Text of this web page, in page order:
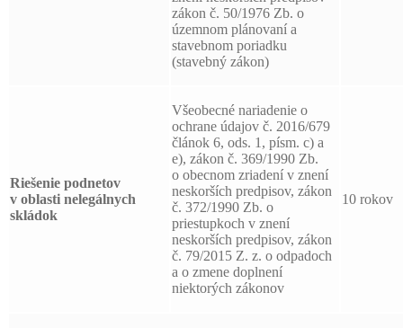
zákon č. 50/1976 Zb. o
územnom plánovaní a
stavebnom poriadku
(stavebný zákon)
Riešenie podnetov
v oblasti nelegálnych
skládok
Všeobecné nariadenie o
ochrane údajov č. 2016/679
článok 6, ods. 1, písm. c) a
e), zákon č. 369/1990 Zb.
o obecnom zriadení v znení
neskorších predpisov, zákon
č. 372/1990 Zb. o
priestupkoch v znení
neskorších predpisov, zákon
č. 79/2015 Z. z. o odpadoch
a o zmene doplnení
niektorých zákonov
10 rokov